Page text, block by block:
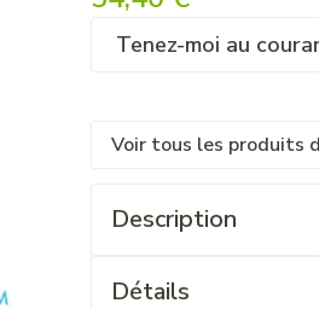
Tenez-moi au
Voir tous les produits
Description
Détails